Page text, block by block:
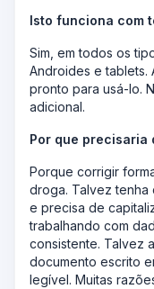
Isto funciona com
Sim, em todos os
Androides e tablets.
pronto para usá-lo.
adicional.
Por que precisaria
Porque corrigir
droga. Talvez tenha
e precisa de
trabalhando com
consistente. Talvez
documento escrito
legível. Muitas